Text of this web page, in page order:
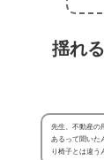
揺れ
先生、不動産の
あるって聞いた
り椅子とは違う